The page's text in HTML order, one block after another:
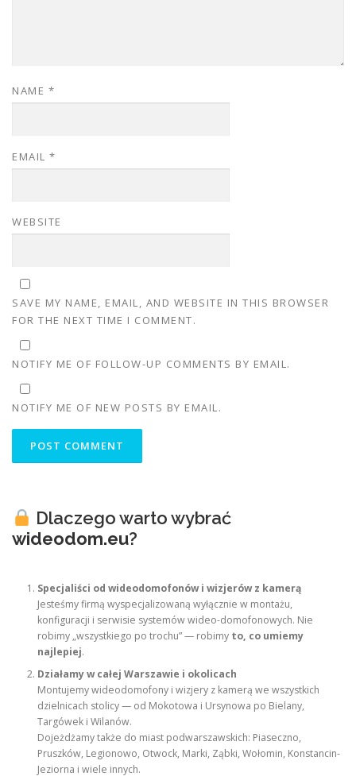
NAME *
EMAIL *
WEBSITE
SAVE MY NAME, EMAIL, AND WEBSITE IN THIS BROWSER
FOR THE NEXT TIME I COMMENT.
NOTIFY ME OF FOLLOW-UP COMMENTS BY EMAIL.
NOTIFY ME OF NEW POSTS BY EMAIL.
Dlaczego warto wybrać
wideodom.eu?
Specjaliści od wideodomofonów i wizjerów z kamerą
Jesteśmy firmą wyspecjalizowaną wyłącznie w montażu,
konfiguracji i serwisie systemów wideo-domofonowych. Nie
robimy „wszystkiego po trochu” — robimy to, co umiemy
najlepiej.
Działamy w całej Warszawie i okolicach
Montujemy wideodomofony i wizjery z kamerą we wszystkich
dzielnicach stolicy — od Mokotowa i Ursynowa po Bielany,
Targówek i Wilanów.
Dojeżdżamy także do miast podwarszawskich: Piaseczno,
Pruszków, Legionowo, Otwock, Marki, Ząbki, Wołomin, Konstancin-
Jeziorna i wiele innych.